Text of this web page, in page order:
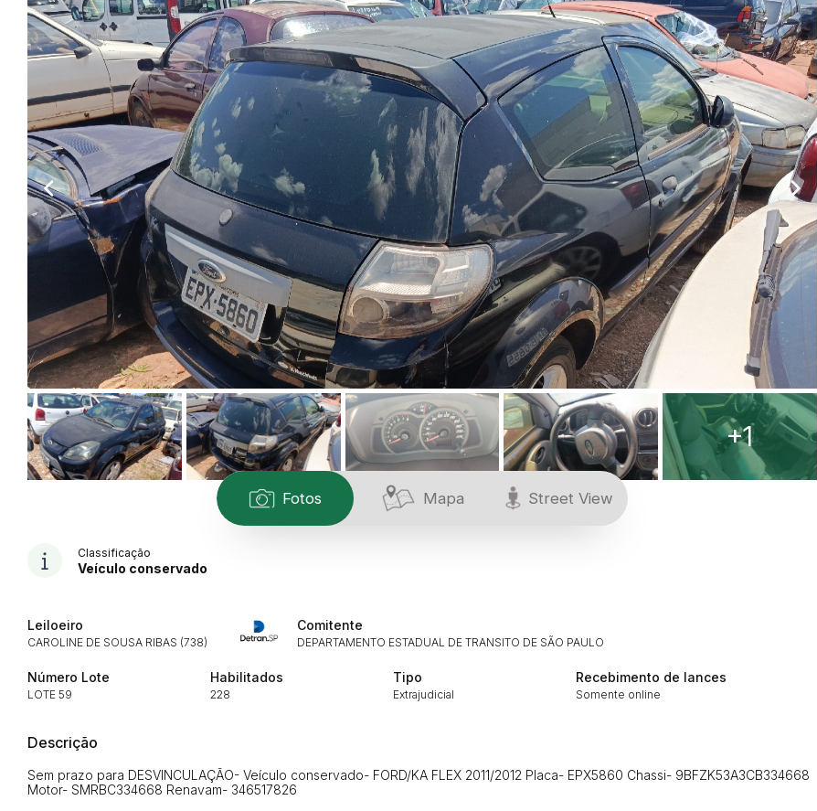
+1
Fotos Mapa Street View
Classificação
Veículo conservado
Leiloeiro
CAROLINE DE SOUSA RIBAS (738)
Comitente
DEPARTAMENTO ESTADUAL DE TRANSITO DE SÃO PAULO
Número Lote
LOTE 59
Habilitados
228
Tipo
Extrajudicial
Recebimento de lances
Somente online
Descrição
Sem prazo para DESVINCULAÇÃO- Veículo conservado- FORD/KA FLEX 2011/2012 Placa- EPX5860 Chassi- 9BFZK53A3CB334668
Motor- SMRBC334668 Renavam- 346517826